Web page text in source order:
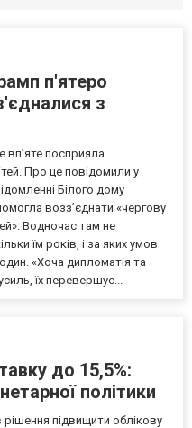
п'ятеро
з
посприяла
Про це повідомили у
Білого дому
возз’єднати «чергову
Водночас там не
їм років, і за яких умов
«Хоча дипломатія та
їх перевершує...
до 15,5%:
політики
рішення підвищити облікову